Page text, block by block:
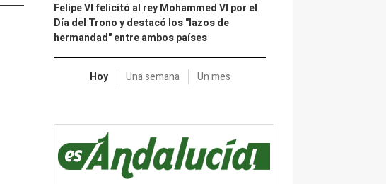
Felipe VI felicitó al rey Mohammed VI por el
Día del Trono y destacó los "lazos de
hermandad" entre ambos países
Hoy Una semana Un mes